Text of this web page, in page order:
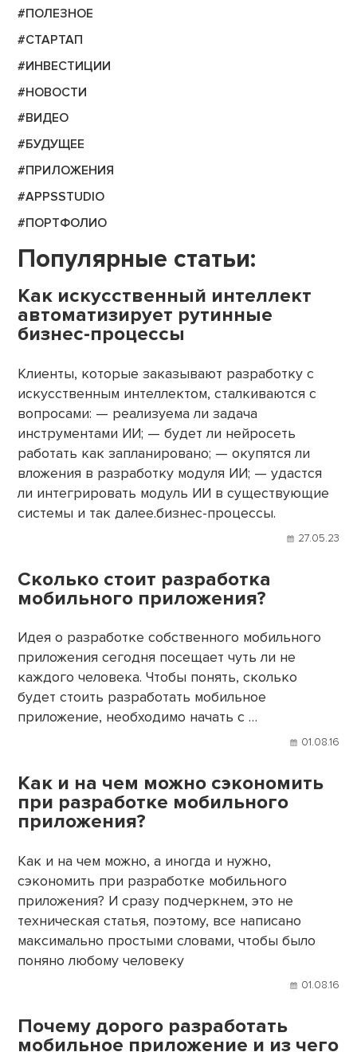
#ПОЛЕЗНОЕ
#СТАРТАП
#ИНВЕСТИЦИИ
#НОВОСТИ
#ВИДЕО
#БУДУЩЕЕ
#ПРИЛОЖЕНИЯ
#APPSSTUDIO
#ПОРТФОЛИО
Популярные статьи:
Как искусственный интеллект
автоматизирует рутинные
бизнес-процессы
Клиенты, которые заказывают разработку с
искусственным интеллектом, сталкиваются с
вопросами: — реализуема ли задача
инструментами ИИ; — будет ли нейросеть
работать как запланировано; — окупятся ли
вложения в разработку модуля ИИ; — удастся
ли интегрировать модуль ИИ в существующие
системы и так далее.бизнес-процессы.
27.05.23
Сколько стоит разработка
мобильного приложения?
Идея о разработке собственного мобильного
приложения сегодня посещает чуть ли не
каждого человека. Чтобы понять, сколько
будет стоить разработать мобильное
приложение, необходимо начать с …
01.08.16
Как и на чем можно сэкономить
при разработке мобильного
приложения?
Как и на чем можно, а иногда и нужно,
сэкономить при разработке мобильного
приложения? И сразу подчеркнем, это не
техническая статья, поэтому, все написано
максимально простыми словами, чтобы было
поняно любому человеку
01.08.16
Почему дорого разработать
мобильное приложение и из чего